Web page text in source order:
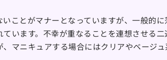
ことがマナーとなっていますが、一般的
います。不幸が重なることを連想させる二
マニキュアする場合にはクリアやベージ